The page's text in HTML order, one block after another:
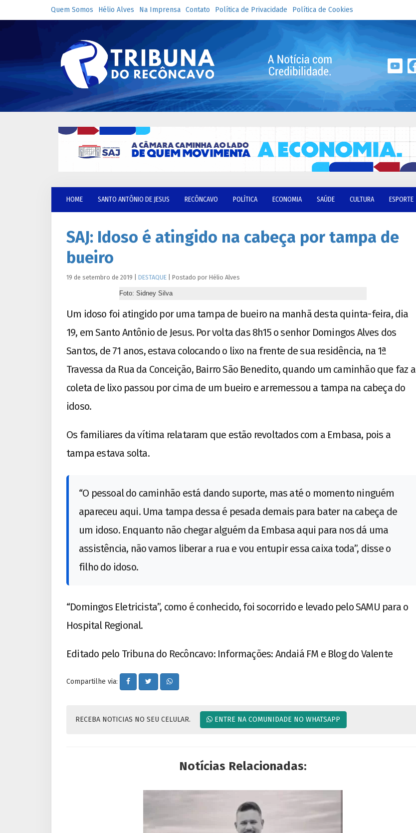
Quem Somos Hélio Alves Na Imprensa Contato Política de Privacidade Política de Cookies
HOME SANTO ANTÔNIO DE JESUS RECÔNCAVO POLÍTICA ECONOMIA SAÚDE CULTURA ESPORTE
SAJ: Idoso é atingido na cabeça por tampa de
bueiro
19 de setembro de 2019 DESTAQUE Postado por Hélio Alves
Foto: Sidney Silva
Um idoso foi atingido por uma tampa de bueiro na manhã desta quinta-feira, dia
19, em Santo Antônio de Jesus. Por volta das 8h15 o senhor Domingos Alves dos
Santos, de 71 anos, estava colocando o lixo na frente de sua residência, na 1ª
Travessa da Rua da Conceição, Bairro São Benedito, quando um caminhão que faz a
coleta de lixo passou por cima de um bueiro e arremessou a tampa na cabeça do
idoso.
Os familiares da vítima relataram que estão revoltados com a Embasa, pois a
tampa estava solta.
“O pessoal do caminhão está dando suporte, mas até o momento ninguém
apareceu aqui. Uma tampa dessa é pesada demais para bater na cabeça de
um idoso. Enquanto não chegar alguém da Embasa aqui para nos dá uma
assistência, não vamos liberar a rua e vou entupir essa caixa toda”, disse o
filho do idoso.
“Domingos Eletricista”, como é conhecido, foi socorrido e levado pelo SAMU para o
Hospital Regional.
Editado pelo Tribuna do Recôncavo: Informações: Andaiá FM e Blog do Valente
Compartilhe via:
RECEBA NOTICIAS NO SEU CELULAR. ENTRE NA COMUNIDADE NO WHATSAPP
Notícias Relacionadas: